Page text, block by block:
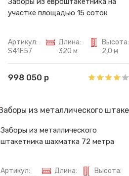
участке площадью 15 соток
Артикул:
S41E57
Длина:
320 м
Высота:
2,0 м
998 050 р
Заборы из металлического
штакетника шахматка 72 метра
Артикул:
Длина:
Высота: